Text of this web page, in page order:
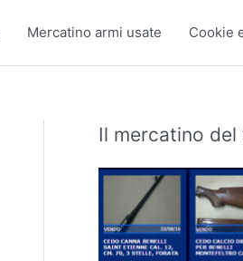
Mercatino armi usate Cookie
Il mercatino del